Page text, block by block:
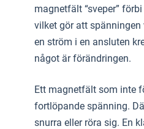
magnetfält “sveper”
vilket gör att
en ström i en ansluten
något är förändringen.
Ett magnetfält som inte
fortlöpande spänning.
snurra eller röra sig. En